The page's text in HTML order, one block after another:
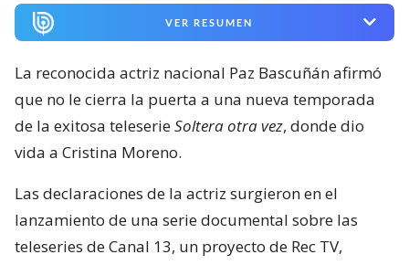
VER RESUMEN
La reconocida actriz nacional Paz Bascuñán afirmó
que no le cierra la puerta a una nueva temporada
de la exitosa teleserieSoltera otra vez, donde dio
vida a Cristina Moreno.
Las declaraciones de la actriz surgieron en el
lanzamiento de una serie documental sobre las
teleseries de Canal 13, un proyecto de Rec TV,